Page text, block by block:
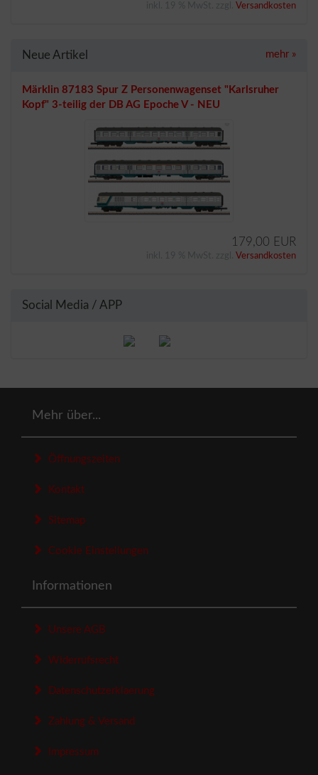
Versandkosten
Neue Artikel mehr »
Märklin 87183 Spur Z Personenwagenset "Karlsruher
Kopf" 3-teilig der DB AG Epoche V - NEU
179,00 EUR
Versandkosten
Social Media / APP
Mehr über...
Öffnungszeiten
Kontakt
Sitemap
Cookie Einstellungen
Informationen
Unsere AGB
Widerrufsrecht
Datenschutzerklaerung
Zahlung & Versand
Impressum